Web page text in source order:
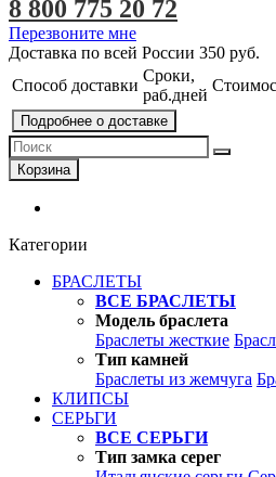
8 800 775 20 72
Перезвоните мне
Доставка по всей России 350 руб.
Способ доставки
Сроки,
раб.дней
Подробнее о доставке
Корзина
Категории
БРАСЛЕТЫ
ВСЕ БРАСЛЕТЫ
Модель браслета
Браслеты жесткие
Тип камней
Браслеты из жемчуга
КЛИПСЫ
СЕРЬГИ
ВСЕ СЕРЬГИ
Тип замка серег